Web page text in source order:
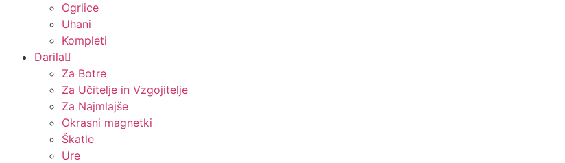
Ogrlice
Uhani
Kompleti
Darila
Za Botre
Za Učitelje in Vzgojitelje
Za Najmlajše
Okrasni magnetki
Škatle
Ure